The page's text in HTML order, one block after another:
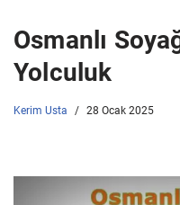
Osmanlı
Yolculuk
Kerim Usta 28 Ocak 2025